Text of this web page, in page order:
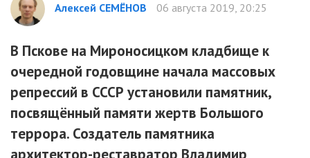
Алексей СЕМЁНОВ 06 августа 2019, 20:25
В Пскове на Мироносицком кладбище к
очередной годовщине начала массовых
репрессий в СССР установили памятник,
посвящённый памяти жертв Большого
террора. Создатель памятника
архитектор-реставратор Владимир